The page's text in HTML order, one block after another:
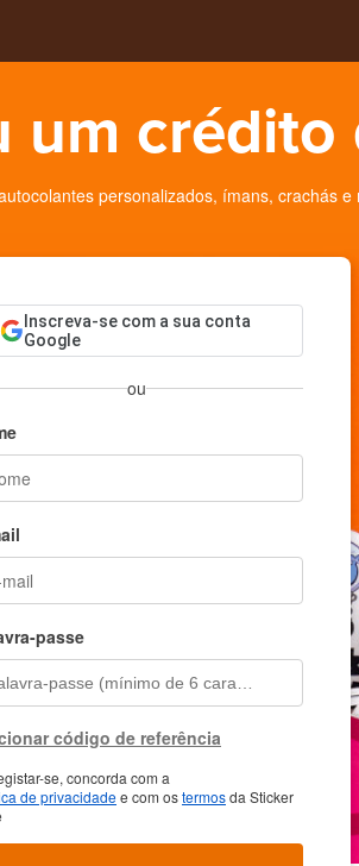
um crédito
personalizados, ímans, crachás
Inscreva-se com a sua conta
Google
ou
passe
código de referência
se, concorda com a
de privacidadee com ostermosda Sticker